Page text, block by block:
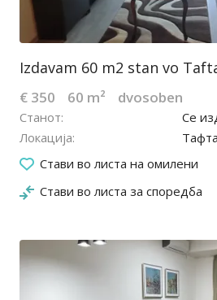
Izdavam 60 m2 stan vo
€ 350 60 m² dvosoben
Станот
Се
Локација
Стави во листа на омилени
Стави во листа за споредба
16.07.2026